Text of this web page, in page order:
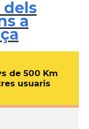
dels
a
de 500 Km
usuaris